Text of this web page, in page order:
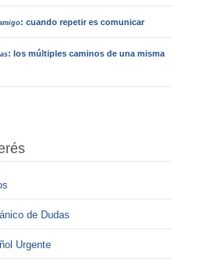
: cuando repetir es comunicar
: los múltiples caminos de una misma
de Dudas
Urgente